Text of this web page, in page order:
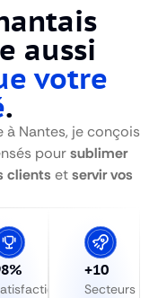
aussi
votre
.
à Nantes, je conçois
poursublimer
clients etservir vos
+10
Secteurs